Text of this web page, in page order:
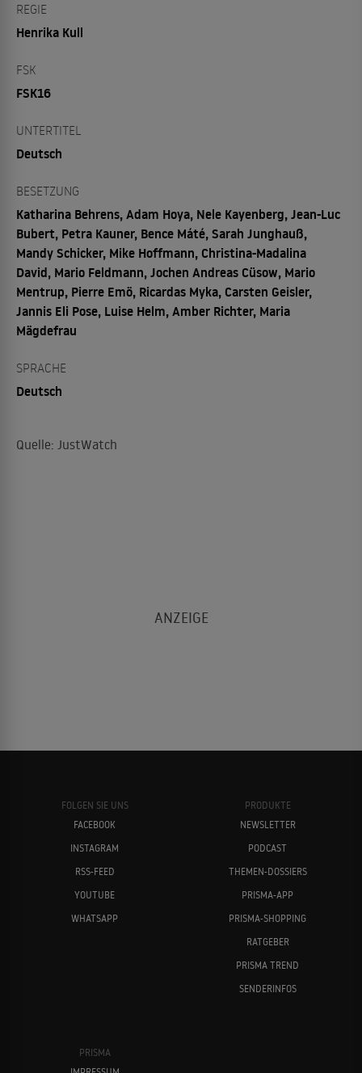
REGIE
Henrika Kull
FSK
FSK16
UNTERTITEL
Deutsch
BESETZUNG
Katharina Behrens, Adam Hoya, Nele Kayenberg, Jean-Luc
Bubert, Petra Kauner, Bence Máté, Sarah Junghauß,
Mandy Schicker, Mike Hoffmann, Christina-Madalina
David, Mario Feldmann, Jochen Andreas Cüsow, Mario
Mentrup, Pierre Emö, Ricardas Myka, Carsten Geisler,
Jannis Eli Pose, Luise Helm, Amber Richter, Maria
Mägdefrau
SPRACHE
Deutsch
Quelle: JustWatch
FOLGEN SIE UNS
FACEBOOK
INSTAGRAM
RSS-FEED
YOUTUBE
WHATSAPP
PRODUKTE
NEWSLETTER
PODCAST
THEMEN-DOSSIERS
PRISMA-APP
PRISMA-SHOPPING
RATGEBER
PRISMA TREND
SENDERINFOS
PRISMA